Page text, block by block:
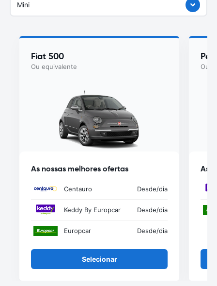
Mini
Fiat 500
Ou equivalente
As nossas melhores ofertas
Centauro Desde/dia
Keddy By Europcar Desde/dia
Europcar Desde/dia
Selecionar
Ou
As